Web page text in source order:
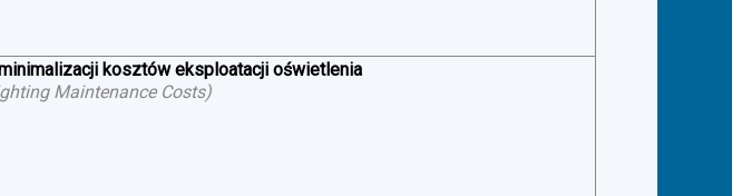
kosztów eksploatacji oświetlenia
Maintenance Costs)